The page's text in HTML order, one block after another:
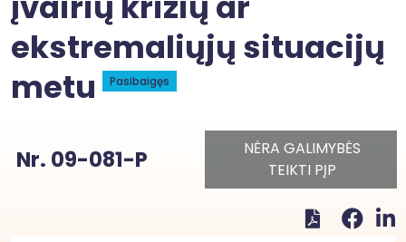
ekstremaliųjų situacijų
metu
Pasibaigęs
Nr. 09-081-P
NĖRA GALIMYBĖS
TEIKTI PĮP